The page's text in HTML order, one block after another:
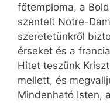
főtemploma, a
szentelt Notre-
szeretetünkről
érseket és a
Hitet teszünk
mellett, és
Mindenható Isten,